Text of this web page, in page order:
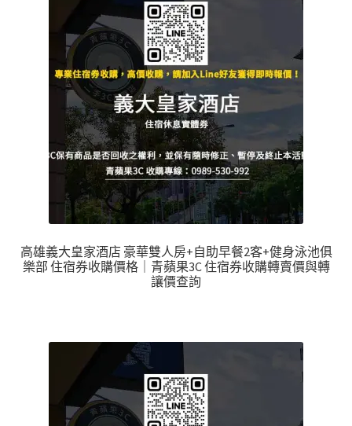
高雄義大皇家酒店 豪華雙人房+自助早餐2客+健身泳池俱
樂部 住宿券收購價格｜青蘋果3C 住宿券收購轉賣價與轉
讓價查詢